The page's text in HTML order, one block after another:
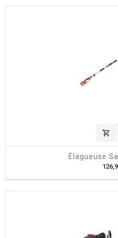
shopping_cart
Élagueuse